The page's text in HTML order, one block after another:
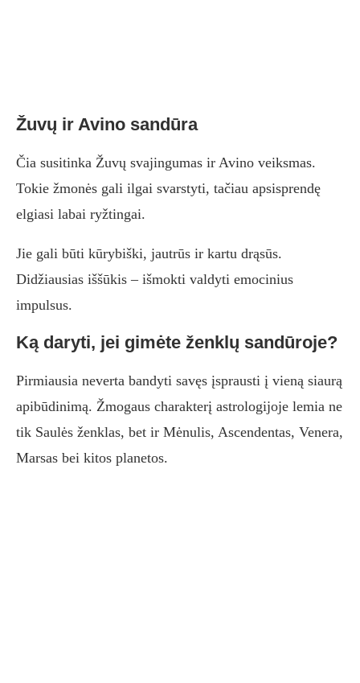
Žuvų ir Avino sandūra
Čia susitinka Žuvų svajingumas ir Avino veiksmas.
Tokie žmonės gali ilgai svarstyti, tačiau apsisprendę
elgiasi labai ryžtingai.
Jie gali būti kūrybiški, jautrūs ir kartu drąsūs.
Didžiausias iššūkis – išmokti valdyti emocinius
impulsus.
Ką daryti, jei gimėte ženklų sandūroje?
Pirmiausia neverta bandyti savęs įsprausti į vieną siaurą
apibūdinimą. Žmogaus charakterį astrologijoje lemia ne
tik Saulės ženklas, bet ir Mėnulis, Ascendentas, Venera,
Marsas bei kitos planetos.